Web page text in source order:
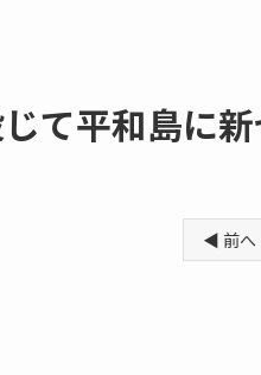
て平和島に
◀ 前へ